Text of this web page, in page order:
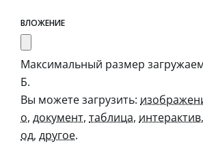
ВЛОЖЕНИЕ
Максимальный размер
Б.
Вы можете загрузить:
о, документ, таблица, интерактив,
од, другое.